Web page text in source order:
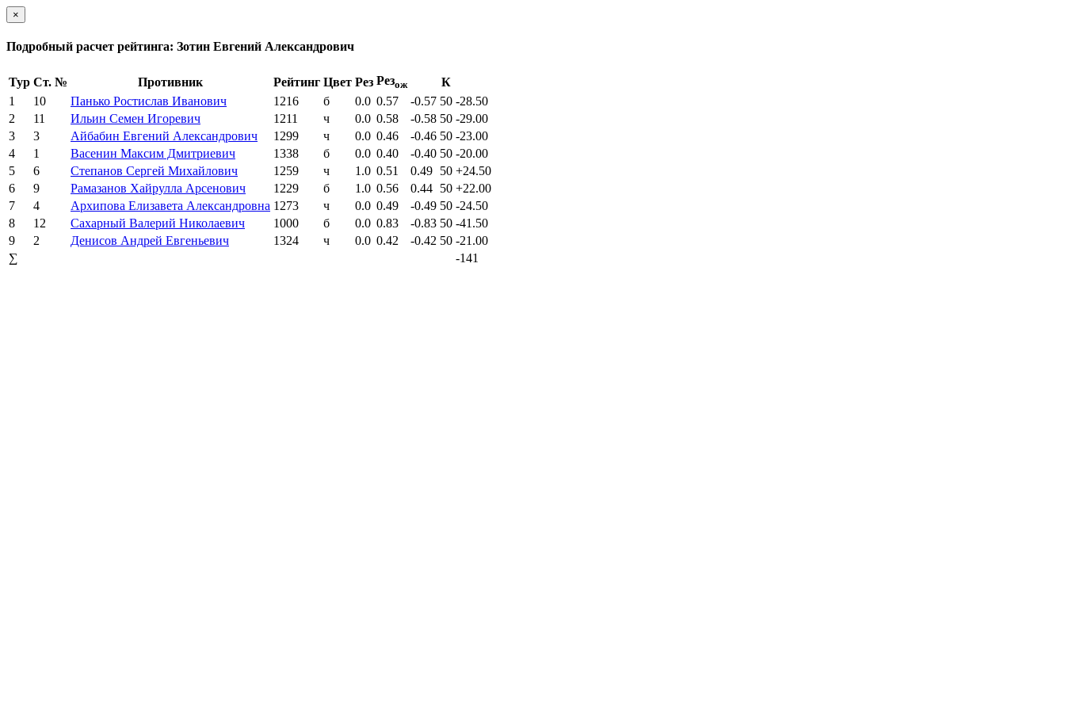
×
Подробный расчет рейтинга: Зотин Евгений Александрович
Тур Ст. № Противник Рейтинг Цвет Рез Резож
К
1
10 Панько Ростислав Иванович 1216 б 0.0 0.57 -0.57 50 -28.50
2
11 Ильин Семен Игоревич 1211 ч 0.0 0.58 -0.58 50 -29.00
3
3 Айбабин Евгений Александрович 1299 ч 0.0 0.46 -0.46 50 -23.00
4
1 Васенин Максим Дмитриевич 1338 б 0.0 0.40 -0.40 50 -20.00
5
6 Степанов Сергей Михайлович 1259 ч 1.0 0.51 0.49 50 +24.50
6
9 Рамазанов Хайрулла Арсенович 1229 б 1.0 0.56 0.44 50 +22.00
7
4 Архипова Елизавета Александровна 1273 ч 0.0 0.49 -0.49 50 -24.50
8
12 Сахарный Валерий Николаевич 1000 б 0.0 0.83 -0.83 50 -41.50
9
2 Денисов Андрей Евгеньевич 1324 ч 0.0 0.42 -0.42 50 -21.00
∑
-141